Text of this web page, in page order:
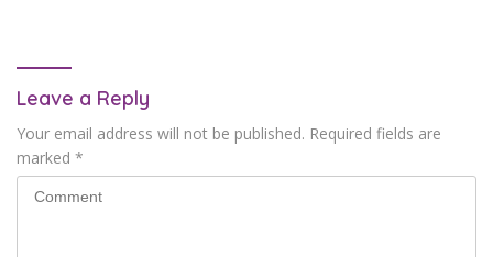
Leave a Reply
Your email address will not be published. Required fields are
marked *